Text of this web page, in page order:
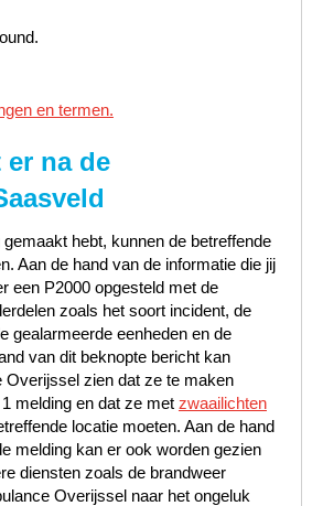
en termen.
er na de
hebt, kunnen de betreffende
Aan de hand van de informatie die jij
een P2000 opgesteld met de
zoals het soort incident, de
gealarmeerde eenheden en de
van dit beknopte bericht kan
Overijssel zien dat ze te maken
melding en dat ze met zwaailichten
locatie moeten. Aan de hand
melding kan er ook worden gezien
diensten zoals de brandweer
Overijssel naar het ongeluk